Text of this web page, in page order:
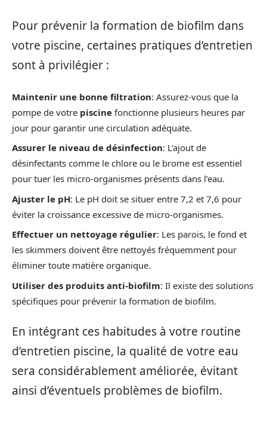
Pour prévenir la formation de biofilm dans
votre piscine, certaines pratiques d’entretien
sont à privilégier :
Maintenir une bonne filtration: Assurez-vous que la
pompe de votre piscine fonctionne plusieurs heures par
jour pour garantir une circulation adéquate.
Assurer le niveau de désinfection: L’ajout de
désinfectants comme le chlore ou le brome est essentiel
pour tuer les micro-organismes présents dans l’eau.
Ajuster le pH: Le pH doit se situer entre 7,2 et 7,6 pour
éviter la croissance excessive de micro-organismes.
Effectuer un nettoyage régulier: Les parois, le fond et
les skimmers doivent être nettoyés fréquemment pour
éliminer toute matière organique.
Utiliser des produits anti-biofilm: Il existe des solutions
spécifiques pour prévenir la formation de biofilm.
En intégrant ces habitudes à votre routine
d’entretien piscine, la qualité de votre eau
sera considérablement améliorée, évitant
ainsi d’éventuels problèmes de biofilm.